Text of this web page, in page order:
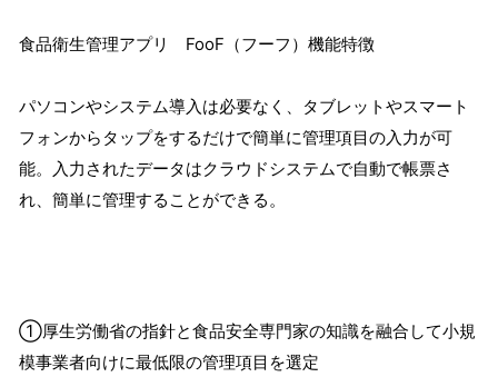
食品衛生管理アプリ FooF（フーフ）機能特徴
パソコンやシステム導入は必要なく、タブレットやスマート
フォンからタップをするだけで簡単に管理項目の入力が可
能。入力されたデータはクラウドシステムで自動で帳票さ
れ、簡単に管理することができる。
①厚生労働省の指針と食品安全専門家の知識を融合して小規
模事業者向けに最低限の管理項目を選定